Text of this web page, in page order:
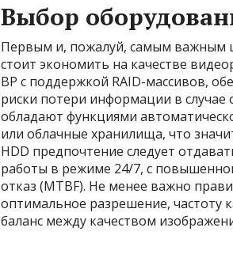
Выбор
Первым и, пожалуй, самым важным
стоит экономить на качестве
ВР с поддержкой RAID-массивов,
риски потери информации в случае
обладают функциями
или облачные хранилища, что
HDD предпочтение следует
работы в режиме 24/7, с
отказ (MTBF). Не менее важно
оптимальное разрешение, частоту
баланс между качеством